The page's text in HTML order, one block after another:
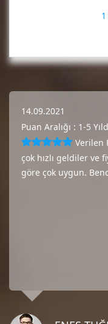
14.09.2021
Puan Aralığı : 1-5
Verilen
çok hızlı geldiler ve
göre çok uygun.